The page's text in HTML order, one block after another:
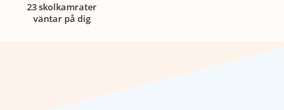
23 skolkamrater
väntar på dig